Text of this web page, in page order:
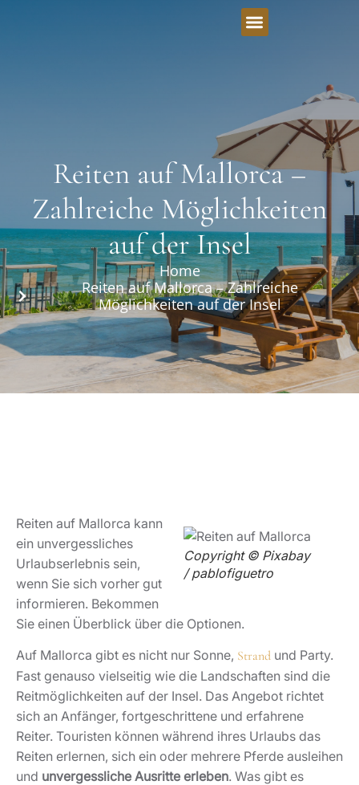
Reiten auf Mallorca –
Zahlreiche Möglichkeiten
auf der Insel
Home
Reiten auf Mallorca – Zahlreiche
Möglichkeiten auf der Insel
Copyright © Pixabay
/ pablofiguetro
Reiten auf Mallorca kann
ein unvergessliches
Urlaubserlebnis sein,
wenn Sie sich vorher gut
informieren. Bekommen
Sie einen Überblick über die Optionen.
Auf Mallorca gibt es nicht nur Sonne, Strand und Party.
Fast genauso vielseitig wie die Landschaften sind die
Reitmöglichkeiten auf der Insel. Das Angebot richtet
sich an Anfänger, fortgeschrittene und erfahrene
Reiter. Touristen können während ihres Urlaubs das
Reiten erlernen, sich ein oder mehrere Pferde ausleihen
und unvergessliche Ausritte erleben. Was gibt es